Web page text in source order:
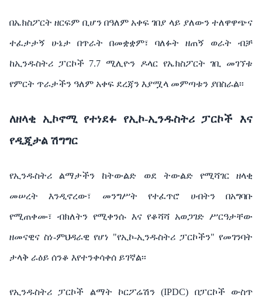
በኤክስፖርት ዘርፍም ቢሆን በዓለም አቀፍ ገበያ ላይ ያለውን ተለዋዋጭና
ተፈታታኝ ሁኔታ በጥራት በመቋቋም፣ ባለፉት ዘጠኝ ወራት ብቻ
ከኢንዱስትሪ ፓርኮች 7.7ሚሊዮን ዶላር የኤክስፖርት ገቢ መገኘቱ
የምርት ጥራታችን ዓለም አቀፍ ደረጃን እያሟላ መምጣቱን ያበስራል፡፡
ለዘላቂ ኢኮኖሚ የተነደፉ የኢኮ-ኢንዱስትሪ ፓርኮች እና
የዲጂታል ሽግግር
የኢንዱስትሪ ልማታችን ከትውልድ ወደ ትውልድ የሚሻገር ዘላቂ
መሠረት እንዲኖረው፣ መንግሥት የተፈጥሮ ሀብትን በአግባቡ
የሚጠቀሙ፣ ብክለትን የሚቀንሱ እና የቆሻሻ አወጋገድ ሥርዓታቸው
ዘመናዊና ስነ-ምህዳራዊ የሆነ "የኢኮ-ኢንዱስትሪ ፓርኮችን" የመገንባት
ታላቅ ራዕይ ሰንቆ እየተንቀሳቀሰ ይገኛል፡፡
የኢንዱስትሪ ፓርኮች ልማት ኮርፖሬሽን (IPDC) በፓርኮች ውስጥ